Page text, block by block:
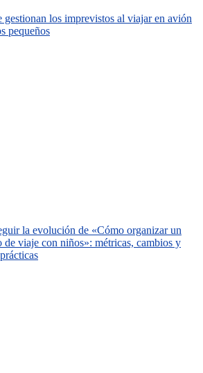
gestionan los imprevistos al viajar en avión
pequeños
la evolución de «Cómo organizar un
de viaje con niños»: métricas, cambios y